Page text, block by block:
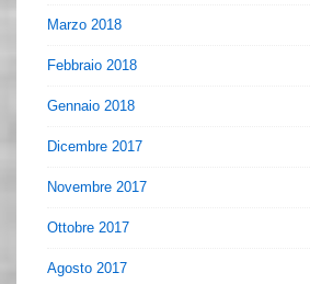
Marzo 2018
Febbraio 2018
Gennaio 2018
Dicembre 2017
Novembre 2017
Ottobre 2017
Agosto 2017